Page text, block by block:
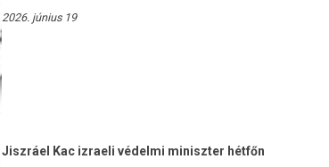
2026. június 19
Jiszráel Kac izraeli védelmi miniszter hétfőn